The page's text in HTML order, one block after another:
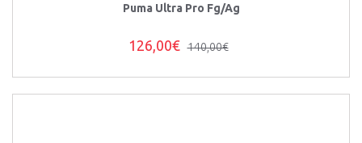
Puma Ultra Pro Fg/Ag
126,00€ 140,00€